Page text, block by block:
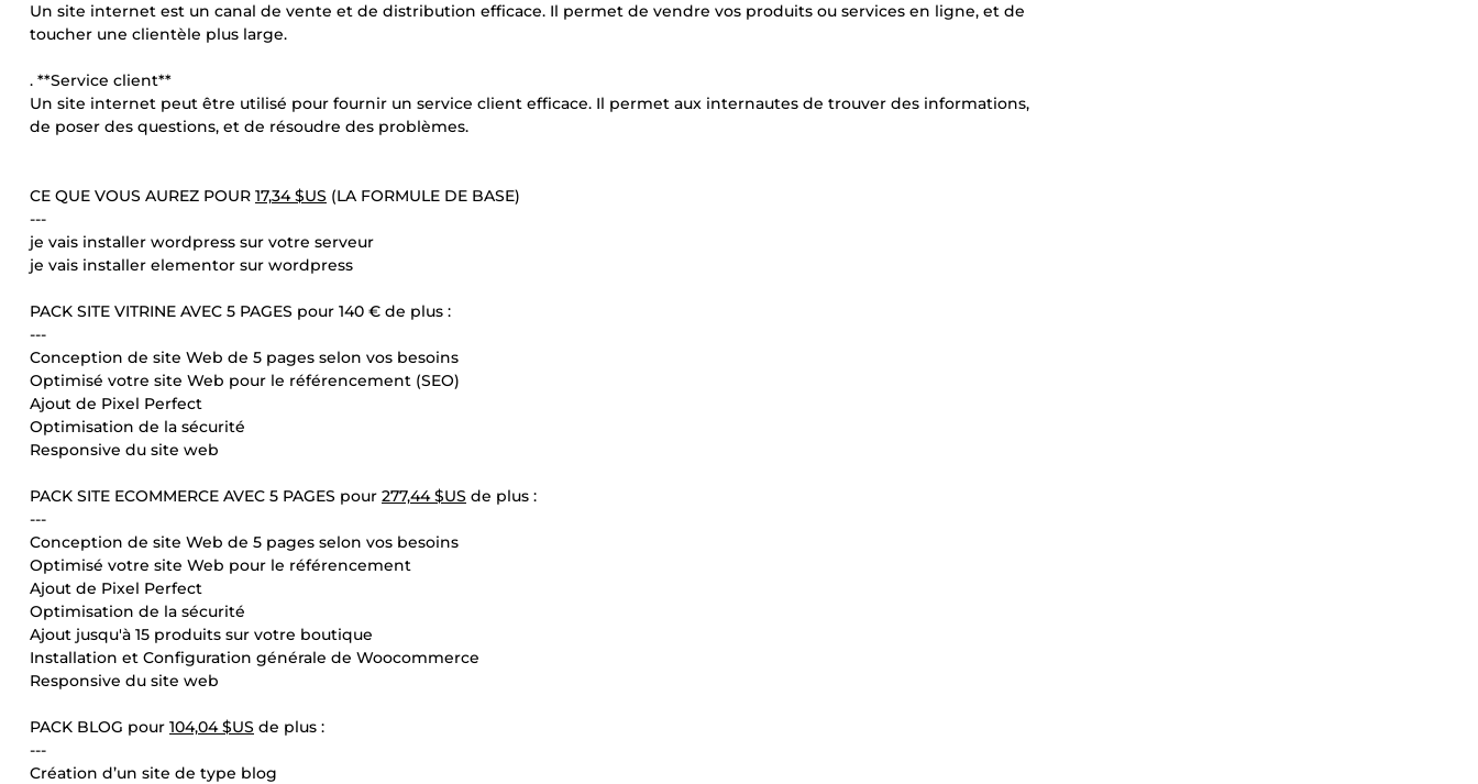
Un site internet est un canal de vente et de distribution efficace. Il permet de vendre vos produits ou services en ligne, et de
toucher une clientèle plus large.
. **Service client**
Un site internet peut être utilisé pour fournir un service client efficace. Il permet aux internautes de trouver des informations,
de poser des questions, et de résoudre des problèmes.
CE QUE VOUS AUREZ POUR 17,34 $US (LA FORMULE DE BASE)
---
je vais installer wordpress sur votre serveur
je vais installer elementor sur wordpress
PACK SITE VITRINE AVEC 5 PAGES pour 140 € de plus :
---
Conception de site Web de 5 pages selon vos besoins
Optimisé votre site Web pour le référencement (SEO)
Ajout de Pixel Perfect
Optimisation de la sécurité
Responsive du site web
PACK SITE ECOMMERCE AVEC 5 PAGES pour 277,44 $US de plus :
---
Conception de site Web de 5 pages selon vos besoins
Optimisé votre site Web pour le référencement
Ajout de Pixel Perfect
Optimisation de la sécurité
Ajout jusqu'à 15 produits sur votre boutique
Installation et Configuration générale de Woocommerce
Responsive du site web
PACK BLOG pour 104,04 $US de plus :
---
Création d’un site de type blog